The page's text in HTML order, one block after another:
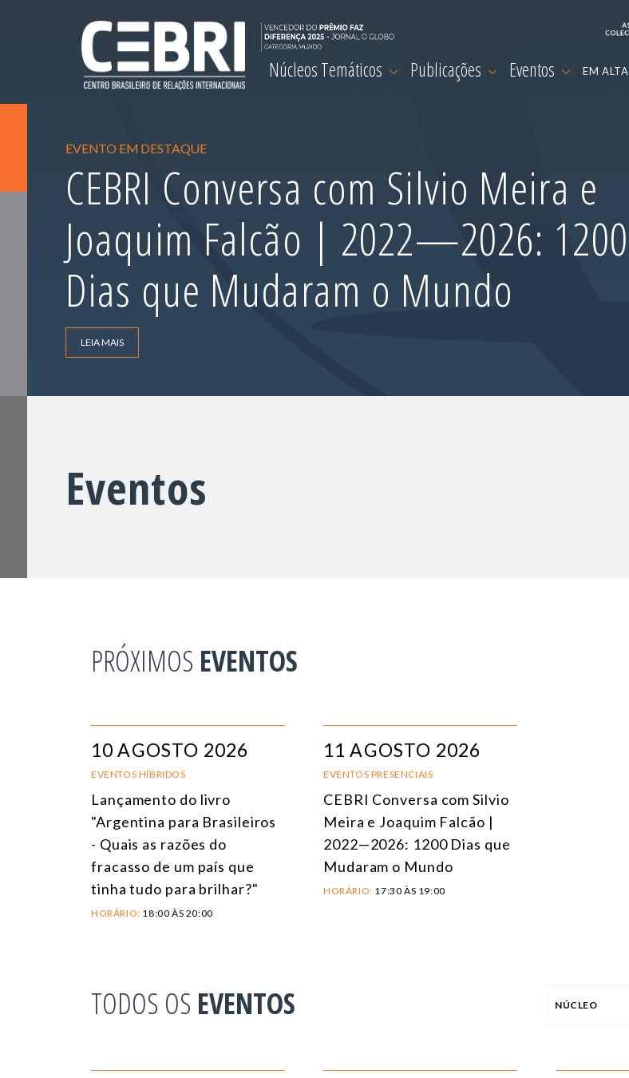
Núcleos Temáticos Publicações Eventos EM ALTA
EVENTO EM DESTAQUE
CEBRI Conversa com Silvio Meira e
Joaquim Falcão | 2022—2026: 1200
Dias que Mudaram o Mundo
LEIA MAIS
Eventos
PRÓXIMOS EVENTOS
10 AGOSTO 2026
EVENTOS HÍBRIDOS
Lançamento do livro
"Argentina para Brasileiros
- Quais as razões do
fracasso de um país que
tinha tudo para brilhar?"
HORÁRIO: 18:00 ÀS 20:00
11 AGOSTO 2026
EVENTOS PRESENCIAIS
CEBRI Conversa com Silvio
Meira e Joaquim Falcão |
2022—2026: 1200 Dias que
Mudaram o Mundo
HORÁRIO: 17:30 ÀS 19:00
TODOS OS EVENTOS NÚCLEO